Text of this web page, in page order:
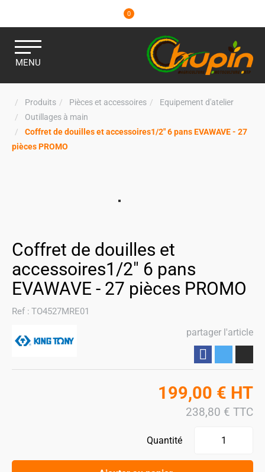
0
MENU
Produits Pièces et accessoires
Equipement d'atelier
Outillages à main
Coffret de douilles et accessoires1/2" 6 pans EVAWAVE - 27
pièces PROMO
Coffret de douilles et
accessoires1/2" 6 pans
EVAWAVE - 27 pièces PROMO
Ref : TO4527MRE01
partager l'article
199,00 € HT
238,80 € TTC
Quantité